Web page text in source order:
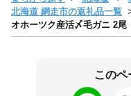
北海道 網走市の返礼品一覧
オホーツク産活〆毛ガニ 2尾
このペ